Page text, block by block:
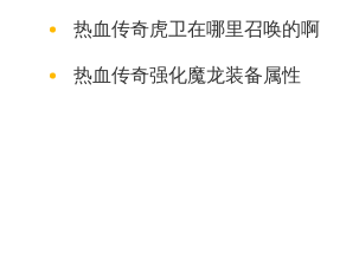
热血传奇虎卫在哪里召唤的啊
热血传奇强化魔龙装备属性